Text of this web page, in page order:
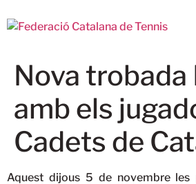
Nova trobada
amb els
Cadets de
Aquest dijous 5 de novembre les